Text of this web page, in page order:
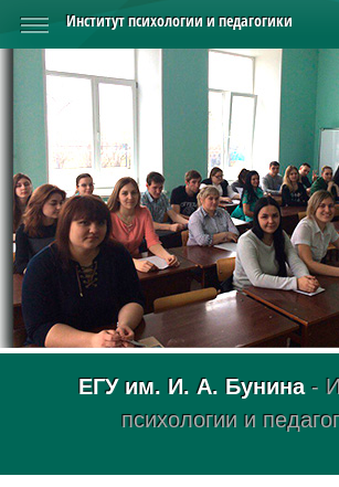
ЕГУ им. И. А. Бунина-
психологии и
Институт психологии и педагогики